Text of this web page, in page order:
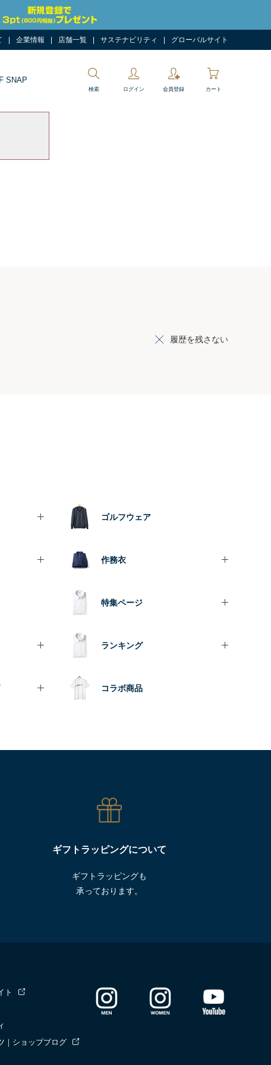
企業情報 店舗一覧 サステナビリティ グローバルサイト
SNAP
検索 ログイン 会員登録 カート
履歴を残さない
ゴルフウェア
作務衣
特集ページ
ランキング
コラボ商品
ギフトラッピングについて
ギフトラッピングも
承っております。
ト
｜ショップブログ